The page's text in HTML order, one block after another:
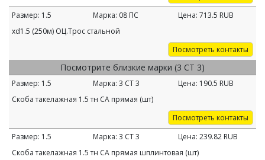
Размер: 1.5 Марка: 08 ПС Цена: 713.5 RUB
хd1.5 (250м) ОЦ.Трос стальной
Посмотреть контакты
Посмотрите близкие марки (3 СТ 3)
Размер: 1.5 Марка: 3 СТ 3 Цена: 190.5 RUB
Скоба такелажная 1.5 тн СА прямая (шт)
Посмотреть контакты
Размер: 1.5 Марка: 3 СТ 3 Цена: 239.82 RUB
Скоба такелажная 1.5 тн СА прямая шплинтовая (шт)